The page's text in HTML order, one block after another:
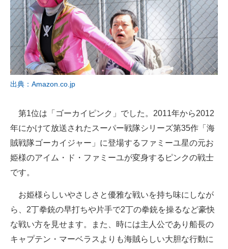
出典：Amazon.co.jp
第1位は「ゴーカイピンク」でした。2011年から2012
年にかけて放送されたスーパー戦隊シリーズ第35作「海
賊戦隊ゴーカイジャー」に登場するファミーユ星の元お
姫様のアイム・ド・ファミーユが変身するピンクの戦士
です。
お姫様らしいやさしさと優雅な戦いを持ち味にしなが
ら、2丁拳銃の早打ちや片手で2丁の拳銃を操るなど豪快
な戦い方を見せます。また、時には主人公であり船長の
キャプテン・マーベラスよりも海賊らしい大胆な行動に